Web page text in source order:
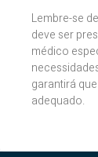
Lembre-se
deve ser
médico
garantirá
adequado.